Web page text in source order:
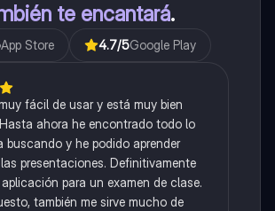
te encantará.
App Store 4.7/5Google Play
fácil de usar y está muy bien
ahora he encontrado todo lo
buscando y he podido aprender
presentaciones. Definitivamente
para un examen de clase.
también me sirve mucho de